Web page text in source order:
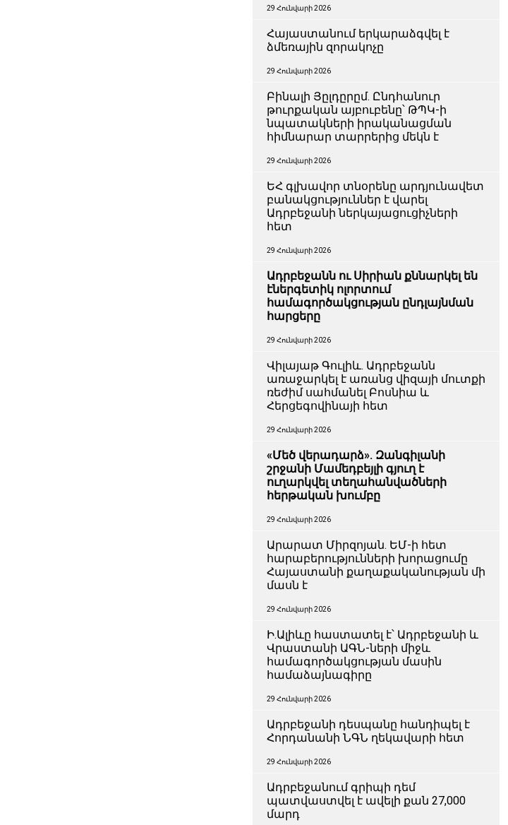
29 Հունվարի 2026
Հայաստանում երկարաձգվել է
ձմեռային զորակոչը
29 Հունվարի 2026
Բինալի Յըլդըրըմ. Ընդհանուր
թուրքական այբուբենը՝ ԹՊԿ-ի
նպատակների իրականացման
հիմնարար տարրերից մեկն է
29 Հունվարի 2026
ԵՀ գլխավոր տնօրենը արդյունավետ
բանակցություններ է վարել
Ադրբեջանի ներկայացուցիչների
հետ
29 Հունվարի 2026
Ադրբեջանն ու Սիրիան քննարկել են
էներգետիկ ոլորտում
համագործակցության ընդլայնման
հարցերը
29 Հունվարի 2026
Վիլայաթ Գուլիև. Ադրբեջանն
առաջարկել է առանց վիզայի մուտքի
ռեժիմ սահմանել Բոսնիա և
Հերցեգովինայի հետ
29 Հունվարի 2026
«Մեծ վերադարձ». Զանգիլանի
շրջանի Մամեդբեյլի գյուղ է
ուղարկվել տեղահանվածների
հերթական խումբը
29 Հունվարի 2026
Արարատ Միրզոյան. ԵՄ-ի հետ
հարաբերությունների խորացումը
Հայաստանի քաղաքականության մի
մասն է
29 Հունվարի 2026
Ի.Ալիևը հաստատել է՝ Ադրբեջանի և
Վրաստանի ԱԳՆ-ների միջև
համագործակցության մասին
համաձայնագիրը
29 Հունվարի 2026
Ադրբեջանի դեսպանը հանդիպել է
Հորդանանի ՆԳՆ ղեկավարի հետ
29 Հունվարի 2026
Ադրբեջանում գրիպի դեմ
պատվաստվել է ավելի քան 27,000
մարդ